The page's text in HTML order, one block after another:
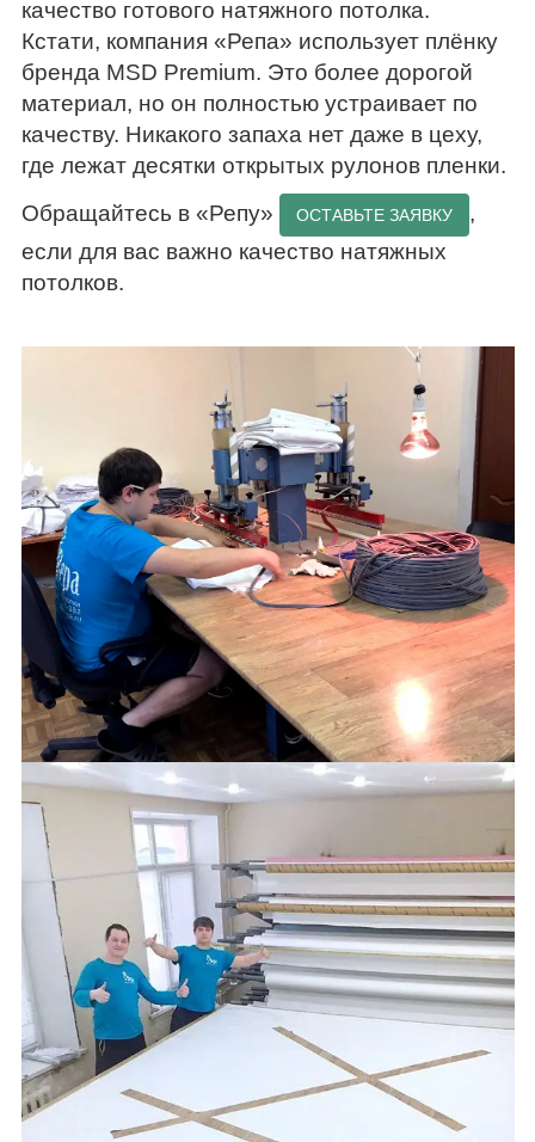
качество готового натяжного потолка.
Кстати, компания «Репа» использует плёнку
бренда MSD Premium. Это более дорогой
материал, но он полностью устраивает по
качеству. Никакого запаха нет даже в цеху,
где лежат десятки открытых рулонов пленки.
Обращайтесь в «Репу»
ОСТАВЬТЕ ЗАЯВКУ
,
если для вас важно качество натяжных
потолков.